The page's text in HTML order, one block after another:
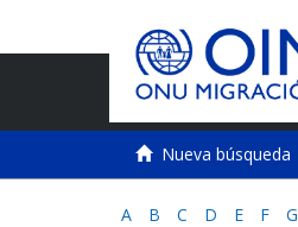
Nueva búsqueda
A B C D E F G